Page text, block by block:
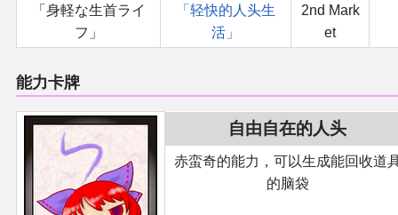
「身軽な生首ライ
フ」
「轻快的人头生
活」
2nd Mark
et
能力卡牌
自由自在的人头
赤蛮奇的能力，可以生成能回收道
的脑袋